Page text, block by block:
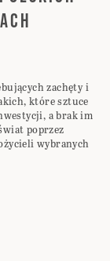
zachęty i
które sztuce
a brak im
poprzez
wybranych